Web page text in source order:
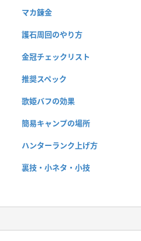
マカ錬金
護石周回のやり方
金冠チェックリスト
推奨スペック
歌姫バフの効果
簡易キャンプの場所
ハンターランク上げ方
裏技・小ネタ・小技